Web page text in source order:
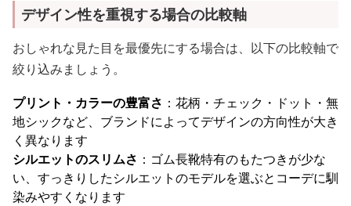
デザイン性を重視する場合の比較軸
おしゃれな見た目を最優先にする場合は、以下の比較軸で
絞り込みましょう。
プリント・カラーの豊富さ ：花柄・チェック・ドット・無
地シックなど、ブランドによってデザインの方向性が大き
く異なります
シルエットのスリムさ ：ゴム長靴特有のもたつきが少な
い、すっきりしたシルエットのモデルを選ぶとコーデに馴
染みやすくなります